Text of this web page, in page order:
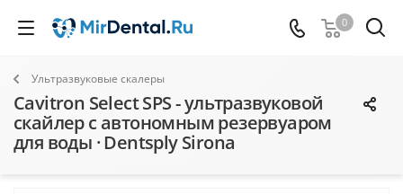
0
Ультразвуковые скалеры
Cavitron Select SPS - ультразвуковой
скайлер с автономным резервуаром
для воды · Dentsply Sirona